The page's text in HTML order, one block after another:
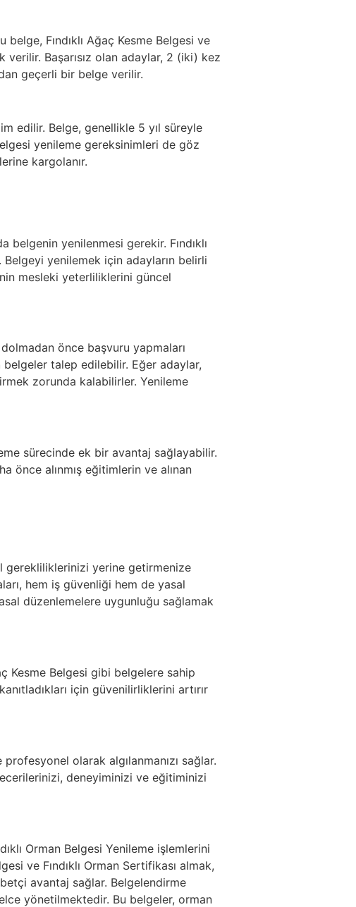
Fındıklı Ağaç Kesme Belgesi ve
verilir. Başarısız olan adaylar, 2 (iki) kez
geçerli bir belge verilir.
edilir. Belge, genellikle 5 yıl süreyle
yenileme gereksinimleri de göz
kargolanır.
yenilenmesi gerekir. Fındıklı
Belgeyi yenilemek için adayların belirli
mesleki yeterliliklerini güncel
önce başvuru yapmaları
belgeler talep edilebilir. Eğer adaylar,
zorunda kalabilirler. Yenileme
sürecinde ek bir avantaj sağlayabilir.
önce alınmış eğitimlerin ve alınan
gerekliliklerinizi yerine getirmenize
hem iş güvenliği hem de yasal
düzenlemelere uygunluğu sağlamak
Kesme Belgesi gibi belgelere sahip
için güvenilirliklerini artırır
olarak algılanmanızı sağlar.
deneyiminizi ve eğitiminizi
Orman Belgesi Yenileme işlemlerini
ve Fındıklı Orman Sertifikası almak,
avantaj sağlar. Belgelendirme
yönetilmektedir. Bu belgeler, orman